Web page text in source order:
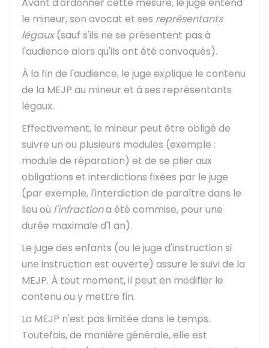
le mineur, son avocat et ses représentants
légaux(sauf s'ils ne se présentent pas à
l'audience alors qu'ils ont été convoqués).
À la fin de l'audience, le juge explique le contenu
de la MEJP au mineur et à ses représentants
légaux.
Effectivement, le mineur peut être obligé de
suivre un ou plusieurs modules (exemple :
module de réparation) et de se plier aux
obligations et interdictions fixées par le juge
(par exemple, l'interdiction de paraître dans le
lieu où l'infractiona été commise, pour une
durée maximale d'1 an).
Le juge des enfants (ou le juge d'instruction si
une instruction est ouverte) assure le suivi de la
MEJP. À tout moment, il peut en modifier le
contenu ou y mettre fin.
La MEJP n'est pas limitée dans le temps.
Toutefois, de manière générale, elle est